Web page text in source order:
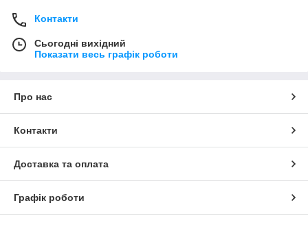
Контакти
Сьогодні вихідний
Показати весь графік роботи
Про нас
Контакти
Доставка та оплата
Графік роботи